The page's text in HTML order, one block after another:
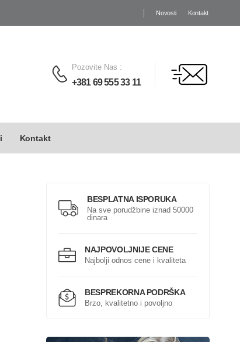
Novosti Kontakt
Pozovite Nas :
+381 69 555 33 11
Kontakt
BESPLATNA ISPORUKA
Na sve porudžbine iznad 50000
dinara
NAJPOVOLJNIJE CENE
Najbolji odnos cene i kvaliteta
BESPREKORNA PODRŠKA
Brzo, kvalitetno i povoljno